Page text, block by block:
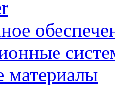
материалы